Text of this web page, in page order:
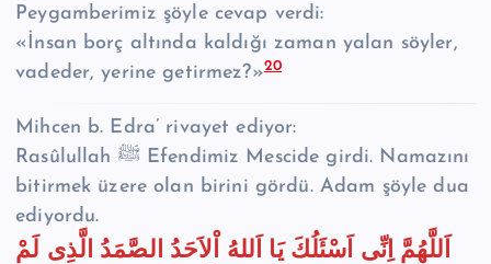
Peygamberimiz şöyle cevap verdi:
«İnsan borç altında kaldığı zaman yalan söyler,
vadeder, yerine getirmez?»20
Mihcen b. Edra’ rivayet ediyor:
Rasûlullah ﷺ Efendimiz Mescide girdi. Namazını
bitirmek üzere olan birini gördü. Adam şöyle dua
ediyordu.
اَللَّهُمَّ اِنِّى اَسْئَلُكَ يَا اَللهُ اْلاَحَدُ الصَّمَدُ الَّذِى لَمْ